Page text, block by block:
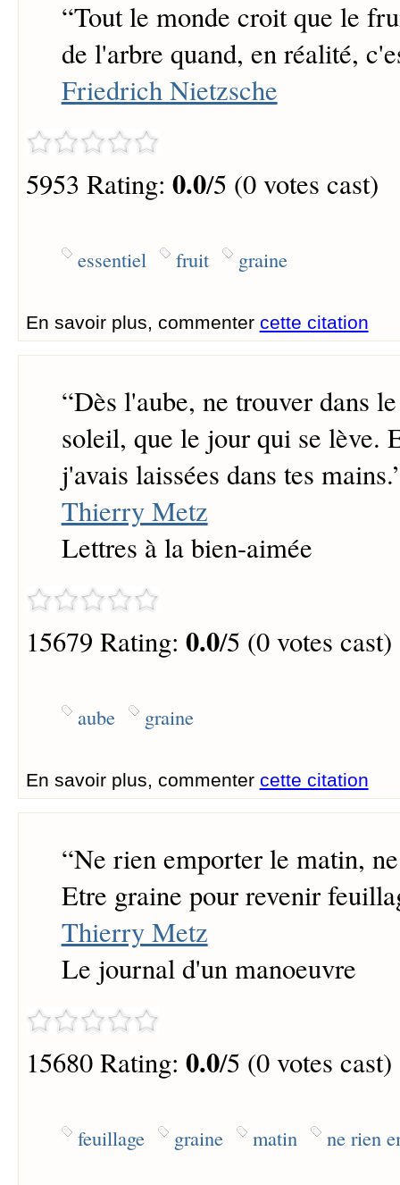
“Tout le monde croit que le
de l'arbre quand, en réalité,
Friedrich Nietzsche
5953 Rating: 0.0/5 (0 votes cast)
essentiel fruit graine
En savoir plus, commenter cette citation
“Dès l'aube, ne trouver dans
soleil, que le jour qui se lève.
j'avais laissées dans tes mains.
Thierry Metz
Lettres à la bien-aimée
15679 Rating: 0.0/5 (0 votes cast)
aube graine
En savoir plus, commenter cette citation
“Ne rien emporter le matin,
Etre graine pour revenir
Thierry Metz
Le journal d'un manoeuvre
15680 Rating: 0.0/5 (0 votes cast)
feuillage graine matin ne rien